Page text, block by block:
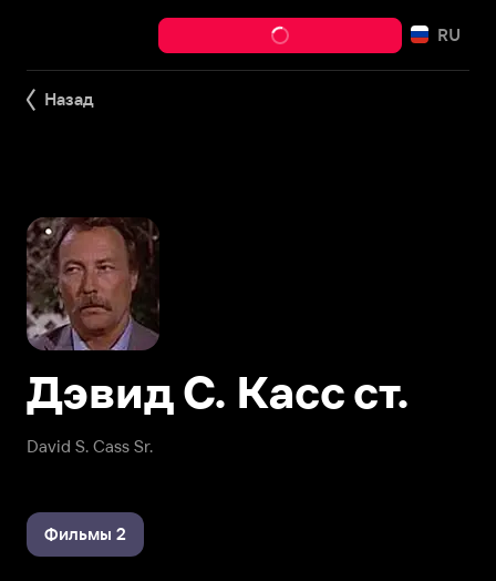
RU
Назад
David S. Cass Sr.
Дэвид С. Касс ст.
Фильмы 2